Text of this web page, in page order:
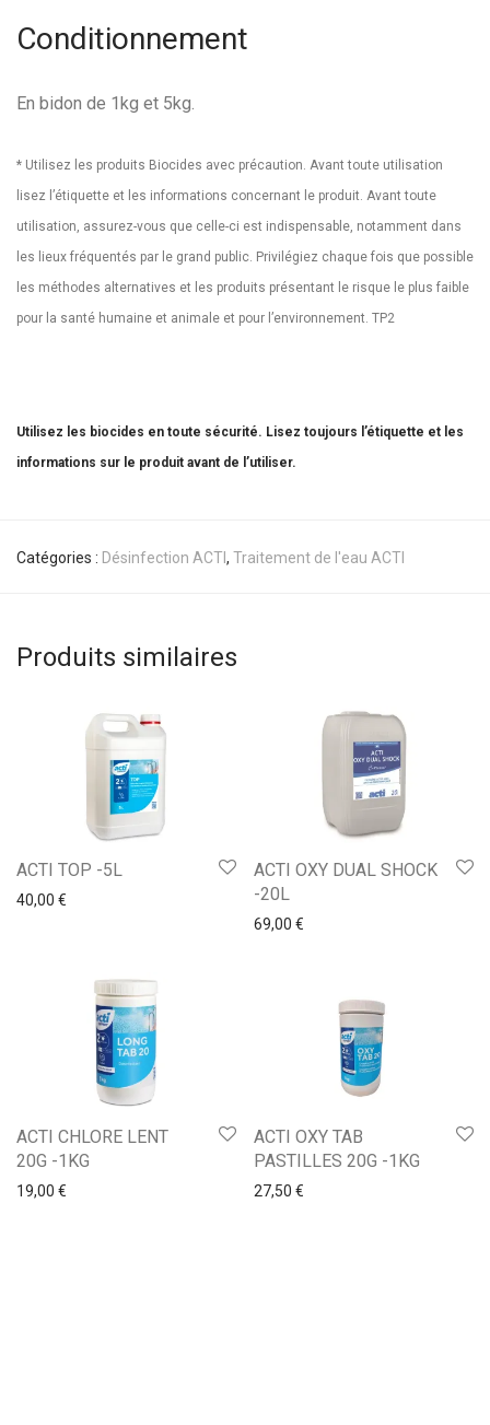
Conditionnement
En bidon de 1kg et 5kg.
* Utilisez les produits Biocides avec précaution. Avant toute utilisation
lisez l’étiquette et les informations concernant le produit. Avant toute
utilisation, assurez-vous que celle-ci est indispensable, notamment dans
les lieux fréquentés par le grand public. Privilégiez chaque fois que possible
les méthodes alternatives et les produits présentant le risque le plus faible
pour la santé humaine et animale et pour l’environnement. TP2
Utilisez les biocides en toute sécurité. Lisez toujours l’étiquette et les
informations sur le produit avant de l’utiliser.
Catégories : Désinfection ACTI , Traitement de l'eau ACTI
Produits similaires
ACTI TOP -5L
40,00 €
ACTI OXY DUAL SHOCK
-20L
69,00 €
ACTI CHLORE LENT
20G -1KG
19,00 €
ACTI OXY TAB
PASTILLES 20G -1KG
27,50 €